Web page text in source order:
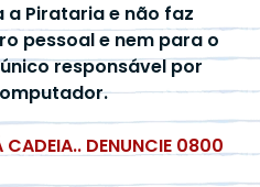
a Pirataria e não faz
pessoal e nem para o
responsável por
CADEIA.. DENUNCIE 0800